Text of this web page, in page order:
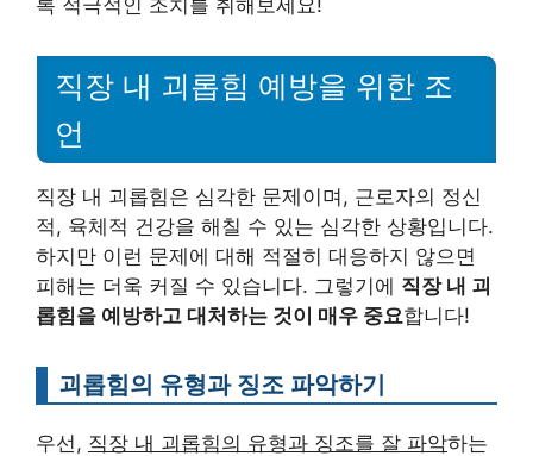
록 적극적인 조치를 취해보세요!
직장 내 괴롭힘 예방을 위한 조
언
직장 내 괴롭힘은 심각한 문제이며, 근로자의 정신
적, 육체적 건강을 해칠 수 있는 심각한 상황입니다.
하지만 이런 문제에 대해 적절히 대응하지 않으면
피해는 더욱 커질 수 있습니다. 그렇기에 직장 내 괴
롭힘을 예방하고 대처하는 것이 매우 중요합니다!
괴롭힘의 유형과 징조 파악하기
우선, 직장 내 괴롭힘의 유형과 징조를 잘 파악하는